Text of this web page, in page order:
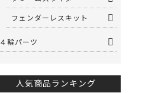
フェンダーレスキット
４輪パーツ
人気商品ランキング